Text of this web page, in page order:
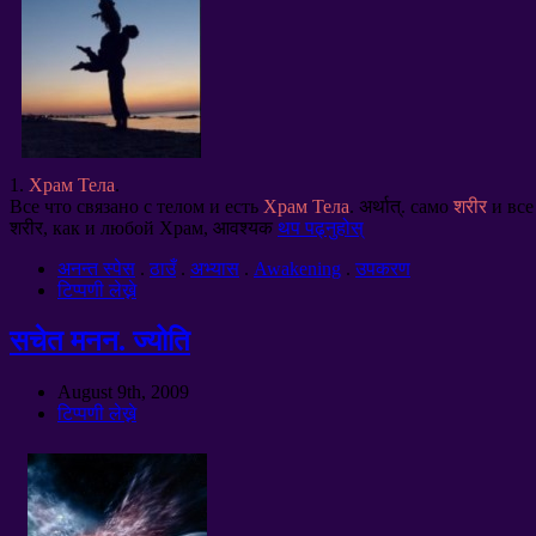
1. Храм Тела.
Все что связано с телом и есть Храм Тела. अर्थात्. само शरीर и
शरीर, как и любой Храм, आवश्यक थप पढ्नुहोस्
अनन्त स्पेस . ठाउँ. अभ्यास . Awakening . उपकरण
टिप्पणी लेख्ने
सचेत मनन. ज्योति
August 9th, 2009
टिप्पणी लेख्ने